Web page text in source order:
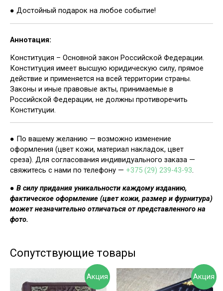
● Достойный подарок на любое событие!
Аннотация:
Конституция – Основной закон Российской Федерации.
Конституция имеет высшую юридическую силу, прямое
действие и применяется на всей территории страны.
Законы и иные правовые акты, принимаемые в
Российской Федерации, не должны противоречить
Конституции.
● По вашему желанию — возможно изменение
оформления (цвет кожи, материал накладок, цвет
среза). Для согласования индивидуального заказа —
свяжитесь с нами по телефону — +375 (29) 239-43-93.
● В силу придания уникальности каждому изданию,
фактическое оформление (цвет кожи, размер и фурнитура)
может незначительно отличаться от представленного на
фото.
Сопутствующие товары
Акция Акция